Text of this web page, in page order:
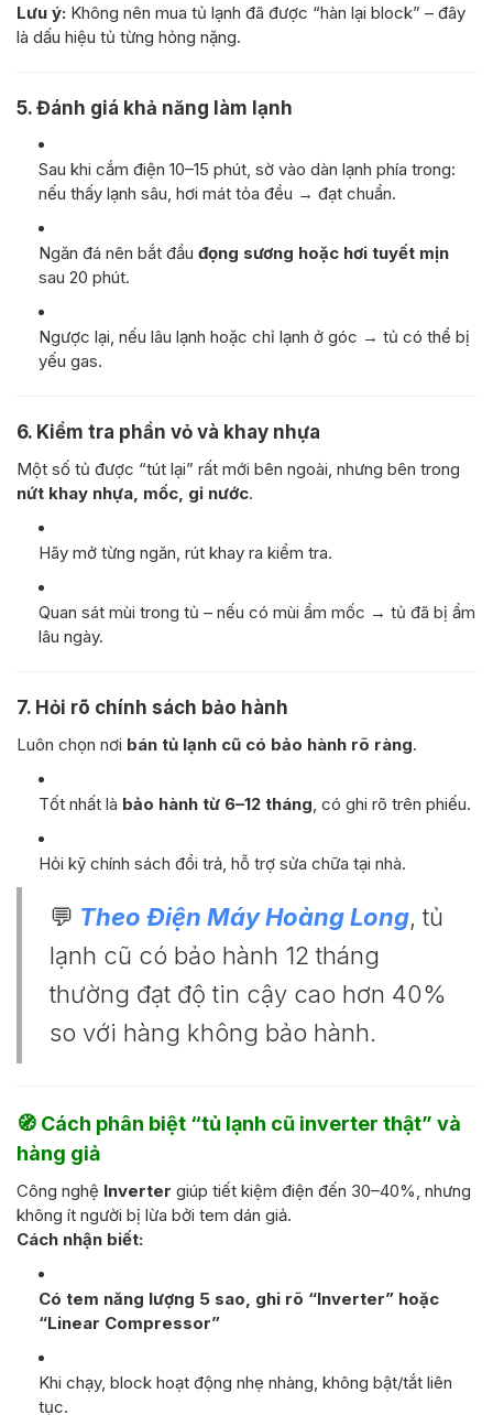
Lưu ý: Không nên mua tủ lạnh đã được “hàn lại block” – đây
là dấu hiệu tủ từng hỏng nặng.
5. Đánh giá khả năng làm lạnh
Sau khi cắm điện 10–15 phút, sờ vào dàn lạnh phía trong:
nếu thấy lạnh sâu, hơi mát tỏa đều → đạt chuẩn.
Ngăn đá nên bắt đầu đọng sương hoặc hơi tuyết mịn
sau 20 phút.
Ngược lại, nếu lâu lạnh hoặc chỉ lạnh ở góc → tủ có thể bị
yếu gas.
6. Kiểm tra phần vỏ và khay nhựa
Một số tủ được “tút lại” rất mới bên ngoài, nhưng bên trong
nứt khay nhựa, mốc, gỉ nước.
Hãy mở từng ngăn, rút khay ra kiểm tra.
Quan sát mùi trong tủ – nếu có mùi ẩm mốc → tủ đã bị ẩm
lâu ngày.
7. Hỏi rõ chính sách bảo hành
Luôn chọn nơi bán tủ lạnh cũ có bảo hành rõ ràng.
Tốt nhất là bảo hành từ 6–12 tháng , có ghi rõ trên phiếu.
Hỏi kỹ chính sách đổi trả, hỗ trợ sửa chữa tại nhà.
💬 Theo Điện Máy Hoàng Long, tủ
lạnh cũ có bảo hành 12 tháng
thường đạt độ tin cậy cao hơn 40%
so với hàng không bảo hành.
🧭 Cách phân biệt “tủ lạnh cũ inverter thật” và
hàng giả
Công nghệ Inverter giúp tiết kiệm điện đến 30–40%, nhưng
không ít người bị lừa bởi tem dán giả.
Cách nhận biết:
Có tem năng lượng 5 sao, ghi rõ “Inverter” hoặc
“Linear Compressor”
Khi chạy, block hoạt động nhẹ nhàng, không bật/tắt liên
tục.